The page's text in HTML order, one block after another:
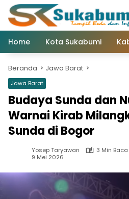
Langsung
konten
Home
Kota Sukabumi
Beranda Jawa Barat
Jawa Barat
Budaya Sunda dan
Warnai Kirab
Sunda di Bogor
Yosep Taryawan
3 Min Baca
9 Mei 2026